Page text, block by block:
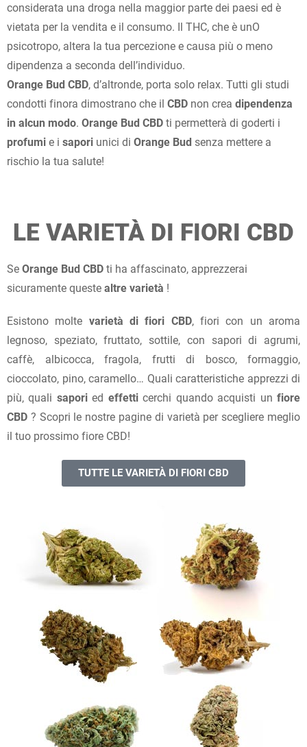
considerata una droga nella maggior parte dei paesi ed è
vietata per la vendita e il consumo. Il THC, che è unO
psicotropo, altera la tua percezione e causa più o meno
dipendenza a seconda dell’individuo.
Orange Bud CBD, d’altronde, porta solo relax. Tutti gli studi
condotti finora dimostrano che il CBD non crea dipendenza
in alcun modo. Orange Bud CBD ti permetterà di goderti i
profumi e i sapori unici di Orange Bud senza mettere a
rischio la tua salute!
LE VARIETÀ DI FIORI CBD
Se Orange Bud CBD ti ha affascinato, apprezzerai
sicuramente queste altre varietà !
Esistono molte varietà di fiori CBD, fiori con un aroma
legnoso, speziato, fruttato, sottile, con sapori di agrumi,
caffè, albicocca, fragola, frutti di bosco, formaggio,
cioccolato, pino, caramello… Quali caratteristiche apprezzi di
più, quali saporied effetticerchi quando acquisti unfiore
CBD ? Scopri le nostre pagine di varietà per scegliere meglio
il tuo prossimo fiore CBD!
TUTTE LE VARIETÀ DI FIORI CBD